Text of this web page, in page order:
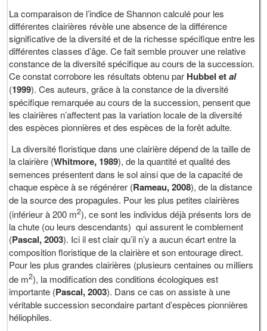
La comparaison de l’indice de Shannon calculé pour les
différentes clairières révèle une absence de la différence
significative de la diversité et de la richesse spécifique entre les
différentes classes d’âge. Ce fait semble prouver une relative
constance de la diversité spécifique au cours de la succession.
Ce constat corrobore les résultats obtenu par Hubbel etal
(1999). Ces auteurs, grâce à la constance de la diversité
spécifique remarquée au cours de la succession, pensent que
les clairières n’affectent pas la variation locale de la diversité
des espèces pionnières et des espèces de la forêt adulte.
La diversité floristique dans une clairière dépend de la taille de
la clairière (Whitmore, 1989), de la quantité et qualité des
semences présentent dans le sol ainsi que de la capacité de
chaque espèce à se régénérer (Rameau, 2008), de la distance
de la source des propagules. Pour les plus petites clairières
(inférieur à 200 m2), ce sont les individus déjà présents lors de
la chute (ou leurs descendants) qui assurent le comblement
(Pascal, 2003). Ici il est clair qu’il n’y a aucun écart entre la
composition floristique de la clairière et son entourage direct.
Pour les plus grandes clairières (plusieurs centaines ou milliers
de m2), la modification des conditions écologiques est
importante (Pascal, 2003). Dans ce cas on assiste à une
véritable succession secondaire partant d’espèces pionnières
héliophiles.